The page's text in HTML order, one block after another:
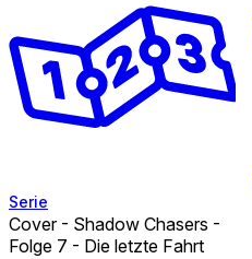
Serie
Cover - Shadow Chasers -
Folge 7 - Die letzte Fahrt